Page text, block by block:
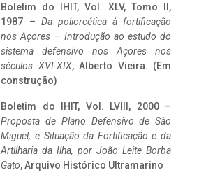
Boletim do IHIT, Vol. XLV, Tomo II,
1987 – Da poliorcética à fortificação
nos Açores – Introdução ao estudo do
sistema defensivo nos Açores nos
séculos XVI-XIX, Alberto Vieira. (Em
construção)
Boletim do IHIT, Vol. LVIII, 2000 –
Proposta de Plano Defensivo de São
Miguel, e Situação da Fortificação e da
Artilharia da Ilha, por João Leite Borba
Gato, Arquivo Histórico Ultramarino